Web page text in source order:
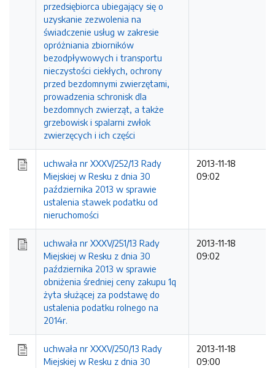
przedsiębiorca ubiegający się o
uzyskanie zezwolenia na
świadczenie usług w zakresie
opróżniania zbiorników
bezodpływowych i transportu
nieczystości ciekłych, ochrony
przed bezdomnymi zwierzętami,
prowadzenia schronisk dla
bezdomnych zwierząt, a także
grzebowisk i spalarni zwłok
zwierzęcych i ich części
uchwała nr XXXV/252/13 Rady
Miejskiej w Resku z dnia 30
października 2013 w sprawie
ustalenia stawek podatku od
nieruchomości
2013-11-18
09:02
uchwała nr XXXV/251/13 Rady
Miejskiej w Resku z dnia 30
października 2013 w sprawie
obniżenia średniej ceny zakupu 1q
żyta służącej za podstawę do
ustalenia podatku rolnego na
2014r.
2013-11-18
09:02
uchwała nr XXXV/250/13 Rady
Miejskiej w Resku z dnia 30
2013-11-18
09:00